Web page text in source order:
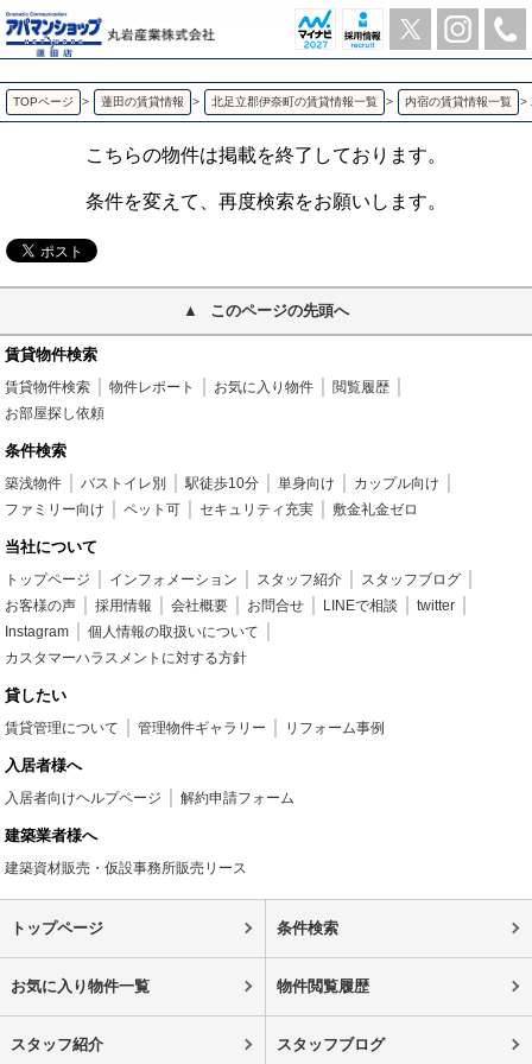
パティオ リラ 内宿の2DK賃貸アパート | アパマンショップ蓮田店-丸岩産業株式会社-
TOPページ > 蓮田の賃貸情報 > 北足立郡伊奈町の賃貸情報一覧 > 内宿の賃貸情報一覧 >
こちらの物件は掲載を終了しております。
条件を変えて、再度検索をお願いします。
このページの先頭へ
賃貸物件検索
賃貸物件検索 物件レポート お気に入り物件
閲覧履歴
お部屋探し依頼
条件検索
築浅物件 バストイレ別 駅徒歩10分 単身向け
カップル向け
ファミリー向け
ペット可 セキュリティ充実 敷金礼金ゼロ
当社について
トップページ インフォメーション スタッフ紹介
スタッフブログ
お客様の声
採用情報 会社概要 お問合せ LINEで相談
twitter
Instagram
個人情報の取扱いについて
カスタマーハラスメントに対する方針
貸したい
賃貸管理について 管理物件ギャラリー リフォーム事例
入居者様へ
入居者向けヘルプページ 解約申請フォーム
建築業者様へ
建築資材販売・仮設事務所販売リース
トップページ 条件検索
お気に入り物件一覧 物件閲覧履歴
スタッフ紹介 スタッフブログ